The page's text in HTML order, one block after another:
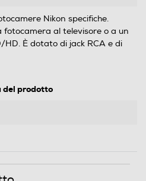
Nikon specifiche.
fotocamera al televisore o a un
È dotato di jack RCA e di
del prodotto